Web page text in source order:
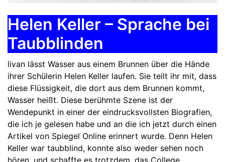
Helen Keller – Sprache bei
Taubblinden
livan lässt Wasser aus einem Brunnen über die Hände
ihrer Schülerin Helen Keller laufen. Sie teilt ihr mit, dass
diese Flüssigkeit, die dort aus dem Brunnen kommt,
Wasser heißt. Diese berühmte Szene ist der
Wendepunkt in einer der eindrucksvollsten Biografien,
die ich je gelesen habe und an die ich jetzt durch einen
Artikel von Spiegel Online erinnert wurde. Denn Helen
Keller war taubblind, konnte also weder sehen noch
hören, und schaffte es trotzdem, das College